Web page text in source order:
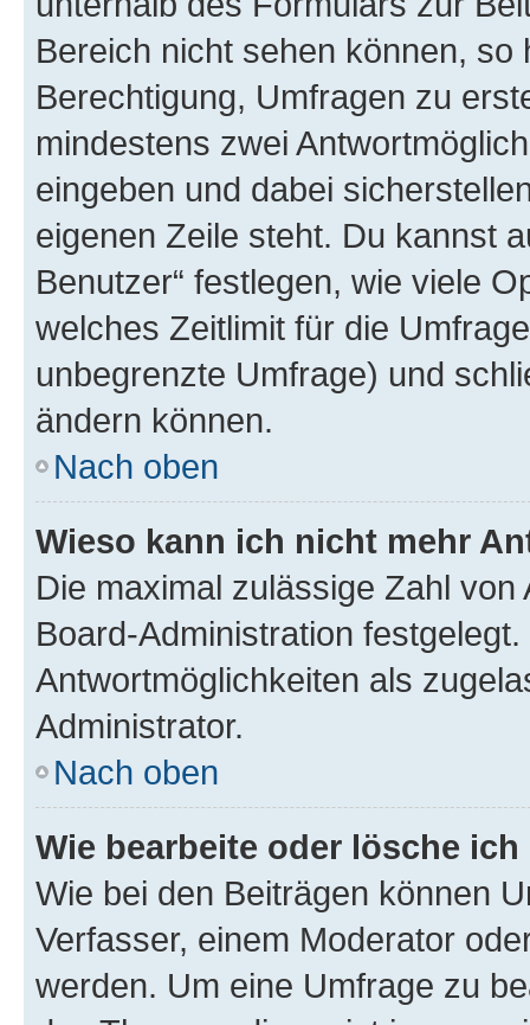
Bereich nicht sehen können,
Berechtigung, Umfragen zu
mindestens zwei
eingeben und dabei
eigenen Zeile steht. Du kannst
Benutzer“ festlegen, wie viele
welches Zeitlimit für die
unbegrenzte Umfrage) und
ändern können.
Nach oben
Wieso kann ich nicht mehr
Die maximal zulässige Zahl
Board-Administration
Antwortmöglichkeiten als
Administrator.
Nach oben
Wie bearbeite oder lösche
Wie bei den Beiträgen können
Verfasser, einem Moderator
werden. Um eine Umfrage zu